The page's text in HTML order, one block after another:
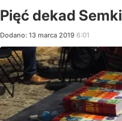
Pięć dekad Semki
Dodano: 13 marca 2019 6:01